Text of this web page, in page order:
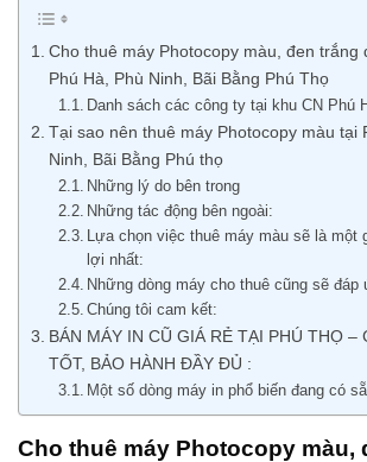
Cho thuê máy Photocopy màu, đen trắng
Phú Hà, Phù Ninh, Bãi Bằng Phú Thọ
Danh sách các công ty tại khu CN Phú
Tại sao nên thuê máy Photocopy màu tại
Ninh, Bãi Bằng Phú thọ
Những lý do bên trong
Những tác động bên ngoài:
Lựa chọn việc thuê máy màu sẽ là một
lợi nhất:
Những dòng máy cho thuê cũng sẽ đáp
Chúng tôi cam kết:
BÁN MÁY IN CŨ GIÁ RẺ TẠI PHÚ THỌ –
TỐT, BẢO HÀNH ĐẦY ĐỦ :
Một số dòng máy in phổ biến đang có
Cho thuê máy Photocopy màu,